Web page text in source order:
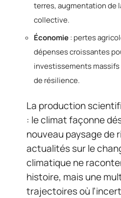
terres, augmentation de
collective.
Économie: pertes
dépenses croissantes
investissements
de résilience.
La production
: le climat façonne
nouveau paysage de
actualités sur le
climatique ne
histoire, mais une
trajectoires où